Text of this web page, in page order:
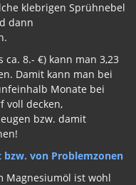
klebrigen Sprühnebel
dann
ca. 8.- €) kann man 3,23
Damit kann man bei
Monate bei
voll decken,
bzw. damit
bzw. von Problemzonen
Magnesiumöl ist wohl